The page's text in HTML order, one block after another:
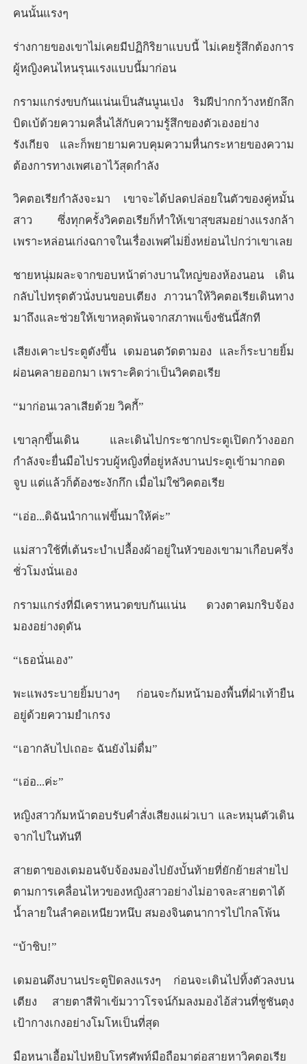
าแบบนี้ ไม่เคยรู้สึกต้องการ
ผู
้ด้วยความคลื่นไส้กับความรู้สึกของตัวเองอย่าง
รังเกียจ และก็
าว ซึ่งทุกครั้งวิคตอเรียก็ทำให้เขาสุขสมอย่างแรงกล้า
ลับไปทรุดตัวนั่งบนขอบเตียง ภาวนาให้วิคตอเรียเดิน
ัดตามอง และก็ระบายยิ้ม
ผ่อนคลา
ลาเสียด้ว
ำลังจะยื่นมือไปรวบผู้หญิงที่อยู่หลังบานประตูเข้าม
ฉันนำกาแฟข
ื้องผ้าอยู่ในหัวของเขาม
วดขบกันแน่น ดวงตาคมก
นั่น
จะก้มหน้ามองพื้นที่ฝ่าเ
ปเถอะ ฉัน
อ...
ำสั่งเสียงแผ่วเบา และ
ายไป
ตามการเคลื่อนไหวของหญิงสาวอย่างไม่อาจละสายตา
าชิ
วลงบน
เตียง สายตาสีฟ้าเข้มวาวโรจน์ก้มลงมองไอ้
บโทรศัพท์มือถือมา